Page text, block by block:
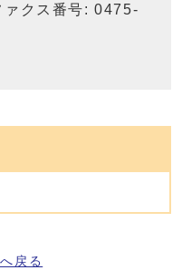
クス番号: 0475-
戻る